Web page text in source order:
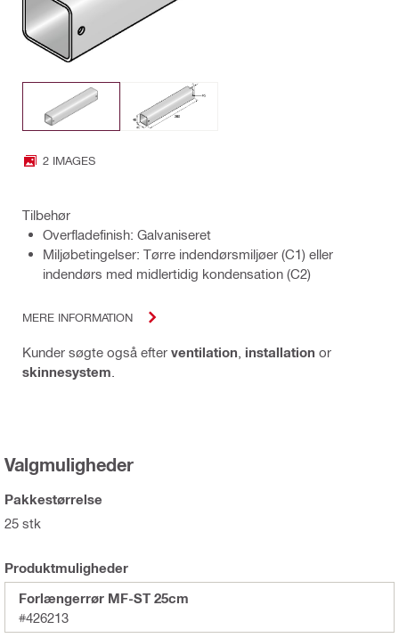
2 IMAGES
Tilbehør
Overfladefinish: Galvaniseret
Miljøbetingelser: Tørre indendørsmiljøer (C1) eller
indendørs med midlertidig kondensation (C2)
MERE INFORMATION
Kunder søgte også efter ventilation installation or
skinnesystem
Valgmuligheder
Pakkestørrelse
25 stk
Produktmuligheder
Forlængerrør MF-ST 25cm
#426213